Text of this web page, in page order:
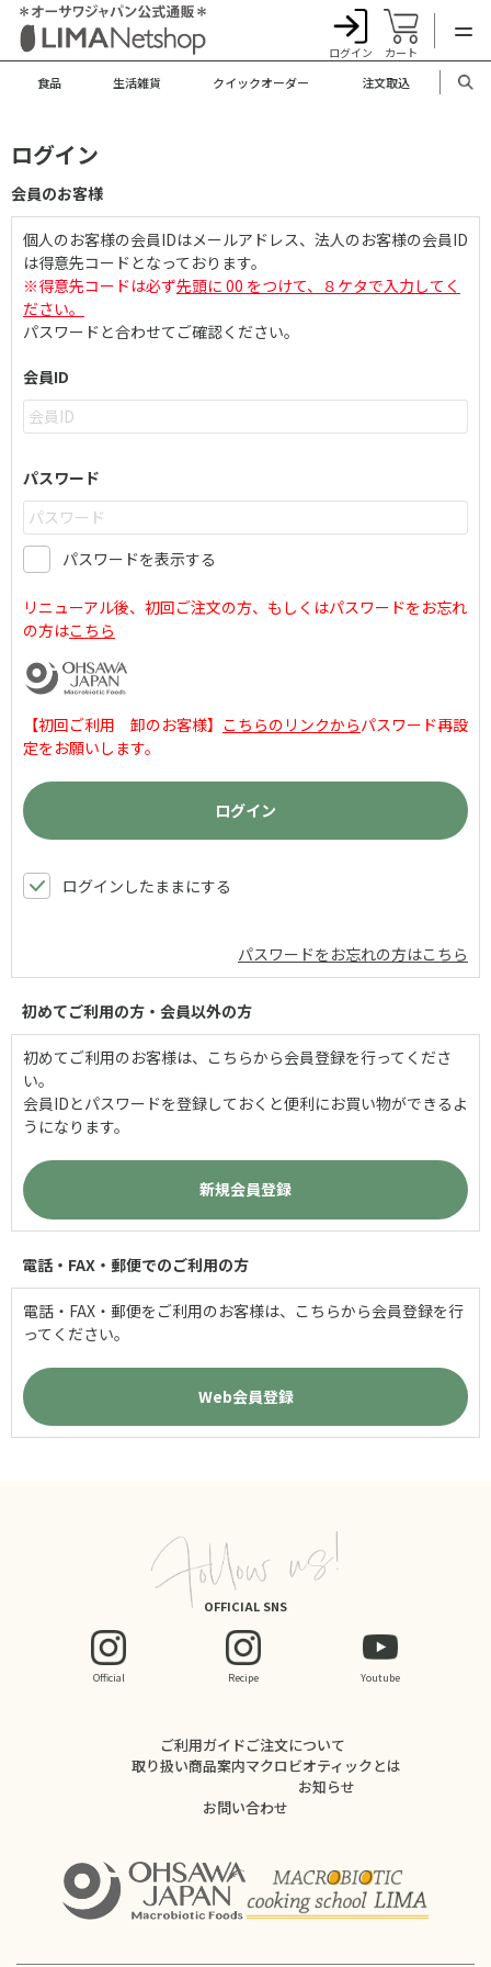
ログイン カート
食品 生活雑貨 クイックオーダー 注文取込
ログイン
会員のお客様
個人のお客様の会員IDはメールアドレス、法人のお客様の会員ID
は得意先コードとなっております。
※得意先コードは必ず先頭に 00 をつけて、８ケタで入力してく
ださい。
パスワードと合わせてご確認ください。
会員ID
パスワード
パスワードを表示する
リニューアル後、初回ご注文の方、もしくはパスワードをお忘れ
の方はこちら
【初回ご利用 卸のお客様】 こちらのリンクからパスワード再設
定をお願いします。
ログインしたままにする
パスワードをお忘れの方はこちら
初めてご利用の方・会員以外の方
初めてご利用のお客様は、こちらから会員登録を行ってくださ
い。
会員IDとパスワードを登録しておくと便利にお買い物ができるよ
うになります。
電話・FAX・郵便でのご利用の方
電話・FAX・郵便をご利用のお客様は、こちらから会員登録を行
ってください。
OFFICIAL SNS
Official Recipe Youtube
ご利用ガイドご注文について
取り扱い商品案内マクロビオティックとは
お知らせ
お問い合わせ